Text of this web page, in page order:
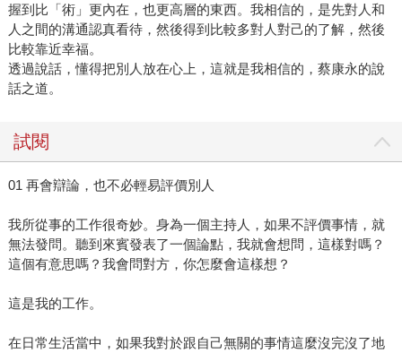
握到比「術」更內在，也更高層的東西。我相信的，是先對人和
人之間的溝通認真看待，然後得到比較多對人對己的了解，然後
比較靠近幸福。
透過說話，懂得把別人放在心上，這就是我相信的，蔡康永的說
話之道。
試閱
01 再會辯論，也不必輕易評價別人
我所從事的工作很奇妙。身為一個主持人，如果不評價事情，就
無法發問。聽到來賓發表了一個論點，我就會想問，這樣對嗎？
這個有意思嗎？我會問對方，你怎麼會這樣想？
這是我的工作。
在日常生活當中，如果我對於跟自己無關的事情這麼沒完沒了地